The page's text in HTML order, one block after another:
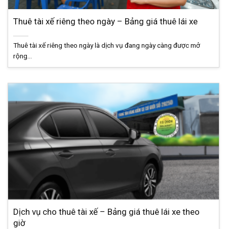
Thuê tài xế riêng theo ngày – Bảng giá thuê lái xe
Thuê tài xế riêng theo ngày là dịch vụ đang ngày càng được mở
rộng...
Dịch vụ cho thuê tài xế – Bảng giá thuê lái xe theo
giờ